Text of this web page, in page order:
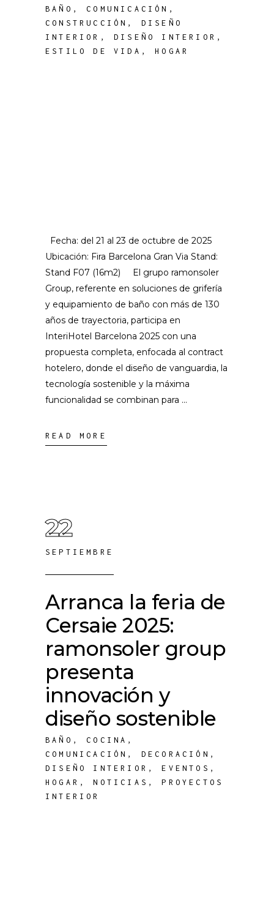
BAÑO ,COMUNICACIÓN ,
CONSTRUCCIÓN , DISEÑO
INTERIOR ,DISEÑO INTERIOR ,
ESTILO DE VIDA ,HOGAR
Fecha: del 21 al 23 de octubre de 2025
Ubicación: Fira Barcelona Gran Via Stand:
Stand F07 (16m2) El grupo ramonsoler
Group, referente en soluciones de grifería
y equipamiento de baño con más de 130
años de trayectoria, participa en
InteriHotel Barcelona 2025 con una
propuesta completa, enfocada al contract
hotelero, donde el diseño de vanguardia, la
tecnología sostenible y la máxima
funcionalidad se combinan para
READ MORE
22
SEPTIEMBRE
Arranca la feria de
Cersaie 2025:
ramonsoler group
presenta
innovación y
diseño sostenible
BAÑO ,COCINA ,
COMUNICACIÓN , DECORACIÓN ,
DISEÑO INTERIOR ,EVENTOS ,
HOGAR ,NOTICIAS ,PROYECTOS
INTERIOR